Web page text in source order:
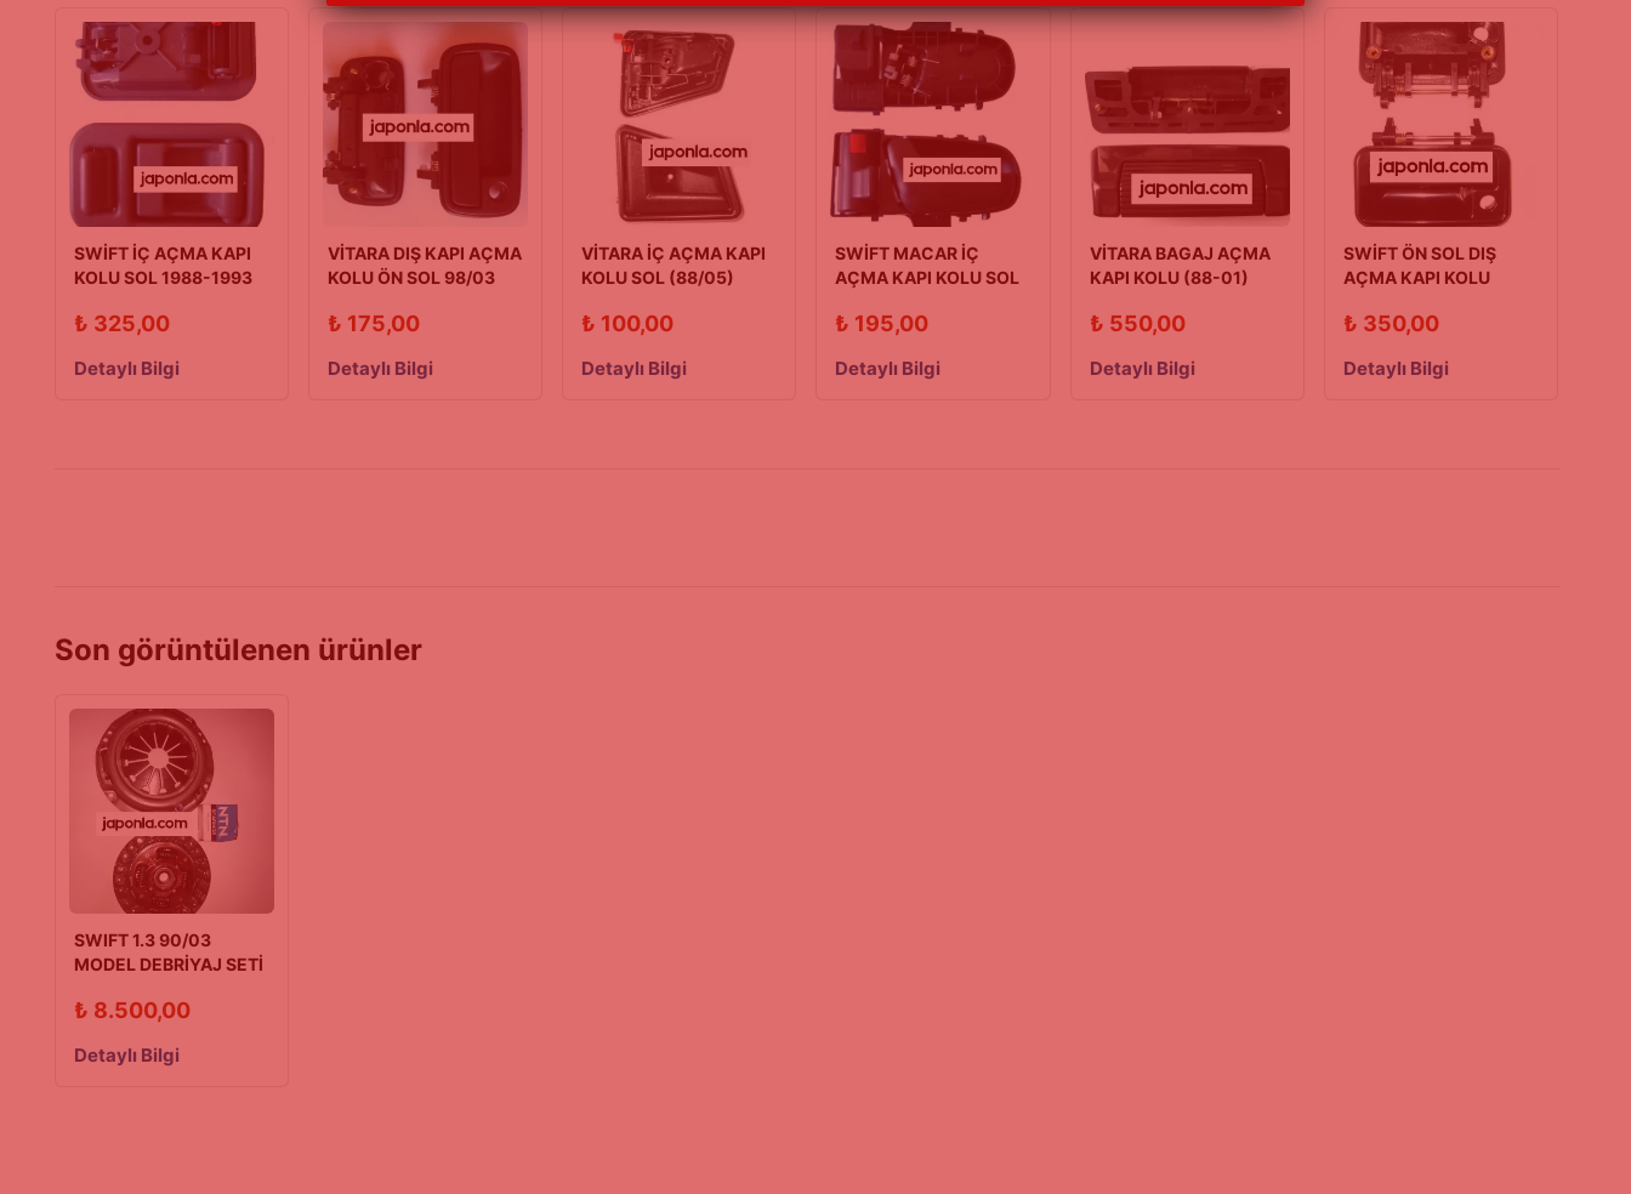
SWİFT İÇ AÇMA KAPI
KOLU SOL 1988-1993
₺ 325,00
Detaylı Bilgi
VİTARA DIŞ KAPI AÇMA
KOLU ÖN SOL 98/03
₺ 175,00
Detaylı Bilgi
VİTARA İÇ AÇMA KAPI
KOLU SOL (88/05)
₺ 100,00
Detaylı Bilgi
SWİFT MACAR İÇ
AÇMA KAPI KOLU SOL
₺ 195,00
Detaylı Bilgi
VİTARA BAGAJ AÇMA
KAPI KOLU (88-01)
₺ 550,00
Detaylı Bilgi
SWİFT ÖN SOL DIŞ
AÇMA KAPI KOLU
₺ 350,00
Detaylı Bilgi
Son görüntülenen ürünler
SWIFT 1.3 90/03
MODEL DEBRİYAJ SETİ
₺ 8.500,00
Detaylı Bilgi